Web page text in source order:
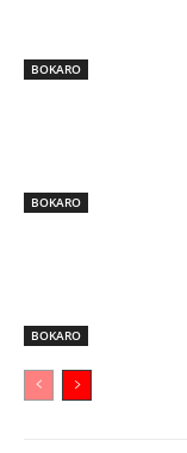
BOKARO
BOKARO
BOKARO